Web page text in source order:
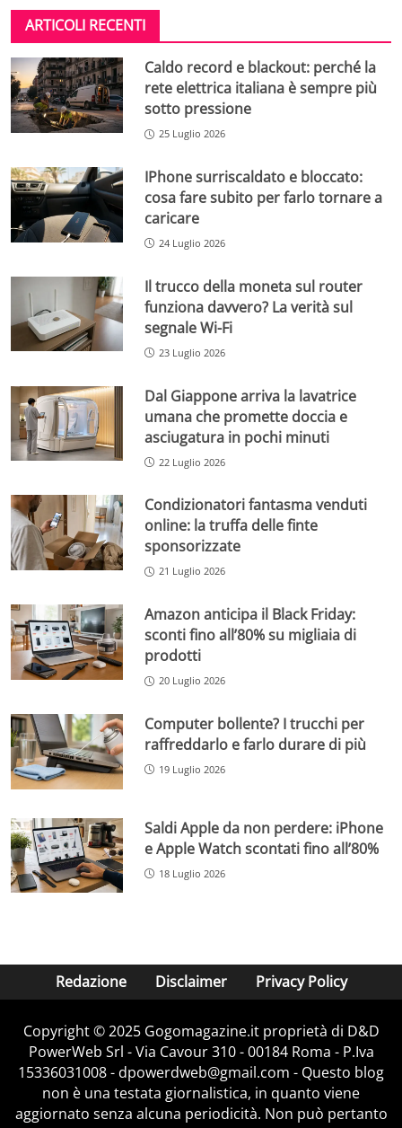
ARTICOLI RECENTI
Caldo record e blackout: perché la
rete elettrica italiana è sempre più
sotto pressione
25 Luglio 2026
IPhone surriscaldato e bloccato:
cosa fare subito per farlo tornare a
caricare
24 Luglio 2026
Il trucco della moneta sul router
funziona davvero? La verità sul
segnale Wi-Fi
23 Luglio 2026
Dal Giappone arriva la lavatrice
umana che promette doccia e
asciugatura in pochi minuti
22 Luglio 2026
Condizionatori fantasma venduti
online: la truffa delle finte
sponsorizzate
21 Luglio 2026
Amazon anticipa il Black Friday:
sconti fino all’80% su migliaia di
prodotti
20 Luglio 2026
Computer bollente? I trucchi per
raffreddarlo e farlo durare di più
19 Luglio 2026
Saldi Apple da non perdere: iPhone
e Apple Watch scontati fino all’80%
18 Luglio 2026
Redazione Disclaimer Privacy Policy
Copyright © 2025 Gogomagazine.it proprietà di D&D
PowerWeb Srl - Via Cavour 310 - 00184 Roma - P.Iva
15336031008 - dpowerdweb@gmail.com - Questo blog
non è una testata giornalistica, in quanto viene
aggiornato senza alcuna periodicità. Non può pertanto